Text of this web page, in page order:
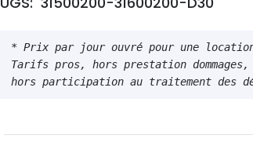
était :
69,00 €.
* Prix par jour ouvré pour une
Tarifs pros, hors prestation
hors participation au traitement des